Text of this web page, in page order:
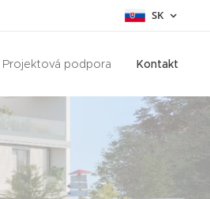
SK
Projektová podpora Kontakt